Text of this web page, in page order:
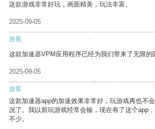
这款游戏非常好玩，画面精美，玩法丰富。
2025-09-05
游客
这款加速器VPM应用程序已经为我们带来了无限的
2025-09-05
游客
这款加速器app的加速效果非常好，玩游戏再也不
况了。我以前玩游戏经常会输，现在有了这个app
不少。